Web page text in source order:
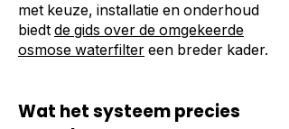
met keuze, installatie en onderhoud
biedt de gids over de omgekeerde
osmose waterfilter een breder kader.
Wat het systeem precies